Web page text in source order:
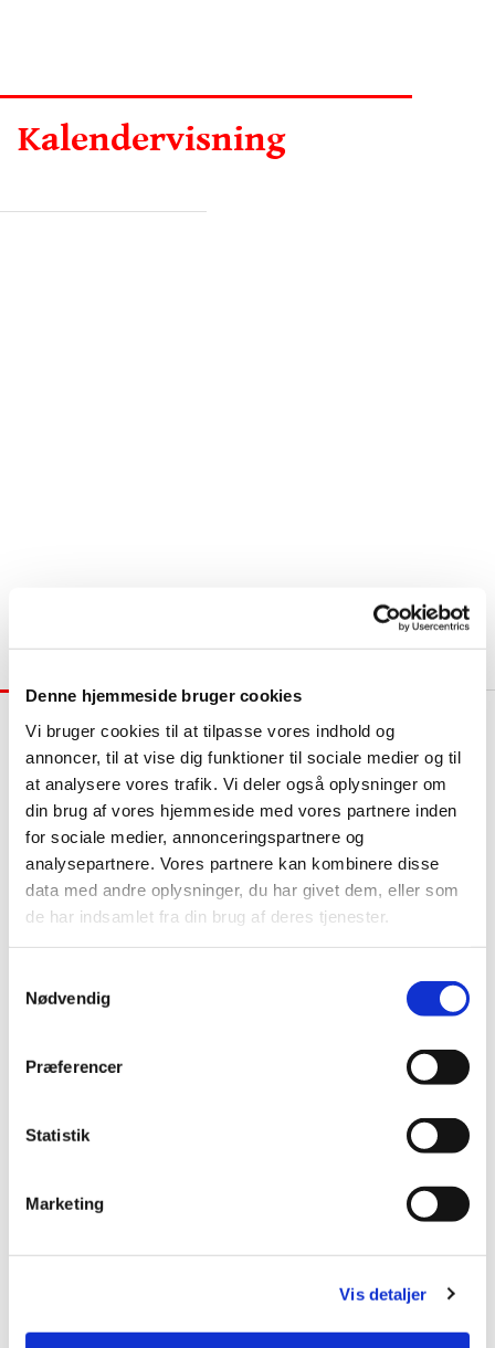
Denne hjemmeside bruger cookies
Vi bruger cookies til at tilpasse vores indhold og
annoncer, til at vise dig funktioner til sociale medier og til
at analysere vores trafik. Vi deler også oplysninger om
din brug af vores hjemmeside med vores partnere inden
for sociale medier, annonceringspartnere og
analysepartnere. Vores partnere kan kombinere disse
data med andre oplysninger, du har givet dem, eller som
de har indsamlet fra din brug af deres tjenester.
Nødvendig
Præferencer
Statistik
Marketing
Vis detaljer
Kalendervisning
Tilmelding til
Kirkens
Nyhedsbreve